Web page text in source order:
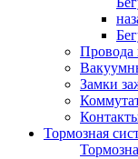
Провода
Замки
Тормозная